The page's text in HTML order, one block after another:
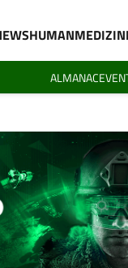
HUMANMEDIZIN
ALMANAC